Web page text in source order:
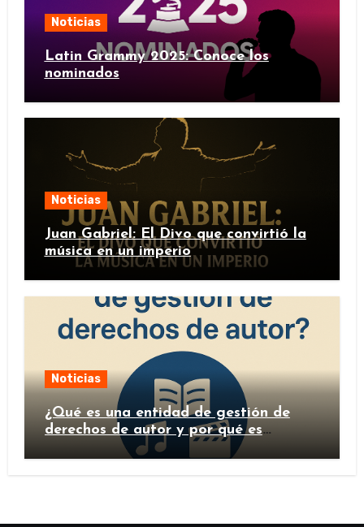
Noticias
Latin Grammy 2025: Conoce los
nominados
Noticias
Juan Gabriel: El Divo que convirtió la
música en un imperio
Noticias
¿Qué es una entidad de gestión de
derechos de autor y por qué es
importante?